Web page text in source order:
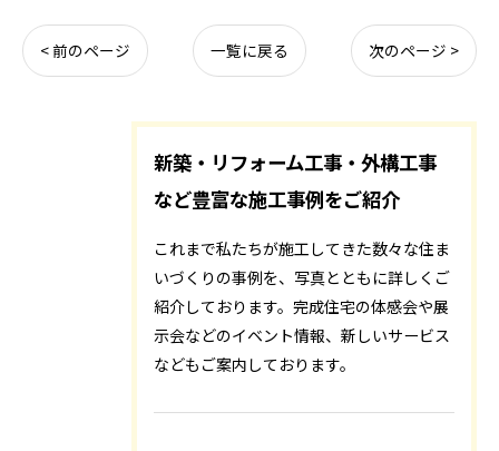
< 前のページ 一覧に戻る 次のページ >
新築・リフォーム工事・外構工事
など豊富な施工事例をご紹介
これまで私たちが施工してきた数々な住ま
いづくりの事例を、写真とともに詳しくご
紹介しております。完成住宅の体感会や展
示会などのイベント情報、新しいサービス
などもご案内しております。